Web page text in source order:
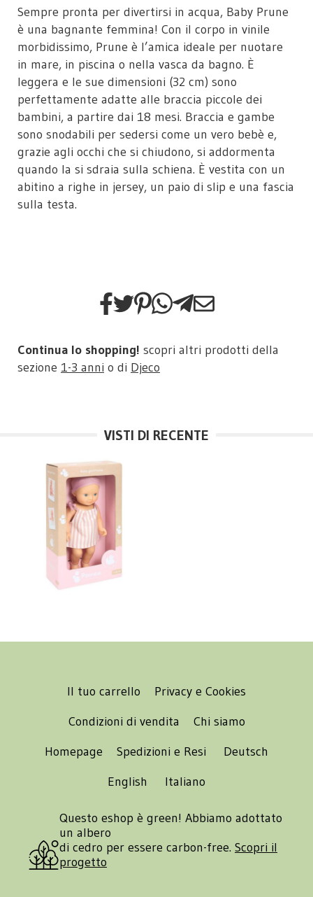
Sempre pronta per divertirsi in acqua, Baby Prune
è una bagnante femmina! Con il corpo in vinile
morbidissimo, Prune è l’amica ideale per nuotare
in mare, in piscina o nella vasca da bagno. È
leggera e le sue dimensioni (32 cm) sono
perfettamente adatte alle braccia piccole dei
bambini, a partire dai 18 mesi. Braccia e gambe
sono snodabili per sedersi come un vero bebè e,
grazie agli occhi che si chiudono, si addormenta
quando la si sdraia sulla schiena. È vestita con un
abitino a righe in jersey, un paio di slip e una fascia
sulla testa.
Continua lo shopping! scopri altri prodotti della
sezione 1-3 anni o di Djeco
VISTI DI RECENTE
Il tuo carrello
Privacy e Cookies
Condizioni di vendita
Chi siamo
Homepage
Spedizioni e Resi
Deutsch
English
Italiano
Questo eshop è green! Abbiamo adottato
un albero
di cedro per essere carbon-free. Scopri il
progetto